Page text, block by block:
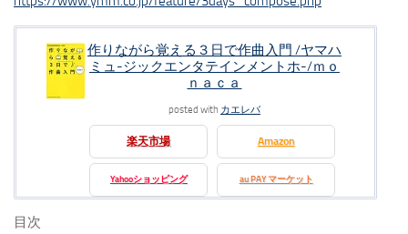
作りながら覚える３日で作曲入門 /ヤマハ
ミュ-ジックエンタテインメントホ-/ｍｏ
ｎａｃａ
posted with カエレバ
楽天市場 Amazon
Yahooショッピング au PAY マーケット
目次